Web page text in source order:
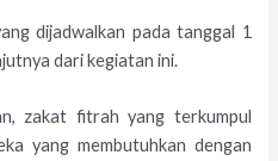
dijadwalkan pada tanggal 1
dari kegiatan ini.
zakat fitrah yang terkumpul
yang membutuhkan dengan